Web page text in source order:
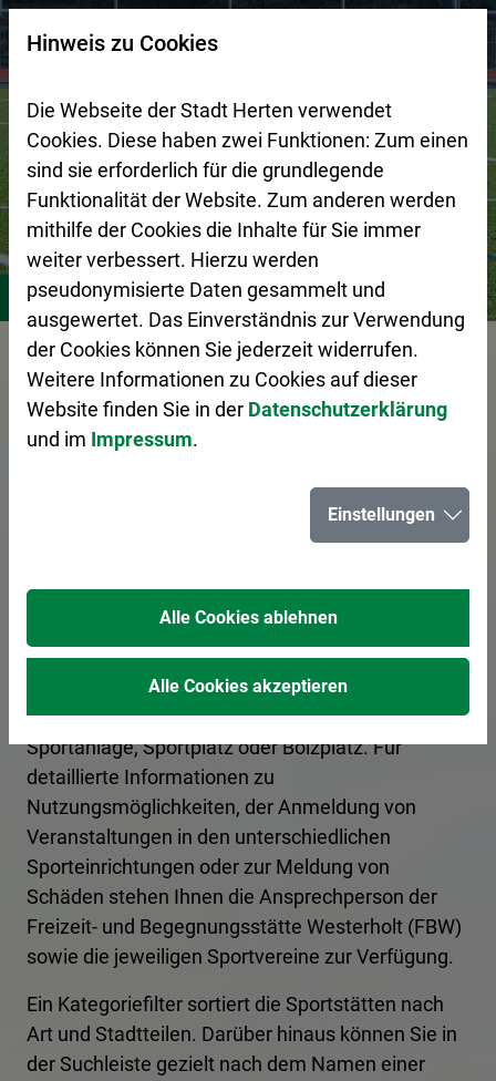
Zur Startseite (Schnelltaste 0)
Zum Seitenanfang springen (Schnelltaste A)
Zur Navigation/Menü springen (Schnelltaste M)
Zur Suche springen (Schnelltaste 8)
Zum Inhalt springen (Schnelltaste I)
Zum Fußbereich springen (Schnelltaste Z)
Stadtleben Freizeit Sportstätten
Vorlesen
Sportstätten in
Sportlerinnen und Sportler treffen in den
Sportstätten in Herten auf optimale
Trainingsbedingungen, ob Sport- oder Turnhalle,
Sportanlage, Sportplatz oder Bolzplatz. Für
detaillierte Informationen zu
Nutzungsmöglichkeiten, der Anmeldung von
Veranstaltungen in den unterschiedlichen
Sporteinrichtungen oder zur Meldung von
Schäden stehen Ihnen die Ansprechperson der
Freizeit- und Begegnungsstätte Westerholt (FBW)
sowie die jeweiligen Sportvereine zur Verfügung.
Ein Kategoriefilter sortiert die Sportstätten nach
Art und Stadtteilen. Darüber hinaus können Sie in
der Suchleiste gezielt nach dem Namen einer
Suchseite mit Schnellsuche
Hinweis zu Cookies
Die Webseite der Stadt Herten verwendet
Cookies. Diese haben zwei Funktionen: Zum einen
sind sie erforderlich für die grundlegende
Funktionalität der Website. Zum anderen werden
mithilfe der Cookies die Inhalte für Sie immer
weiter verbessert. Hierzu werden
pseudonymisierte Daten gesammelt und
ausgewertet. Das Einverständnis zur Verwendung
der Cookies können Sie jederzeit widerrufen.
Weitere Informationen zu Cookies auf dieser
Website finden Sie in der Datenschutzerklärung
und im Impressum.
Einstellungen
Alle Cookies ablehnen
Alle Cookies akzeptieren